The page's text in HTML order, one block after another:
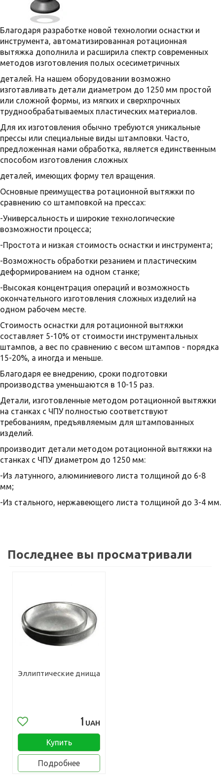
Благодаря разработке новой технологии оснастки и
инструмента, автоматизированная ротационная
вытяжка дополнила и расширила спектр современных
методов изготовления полых осесиметричных
деталей. На нашем оборудовании возможно
изготавливать детали диаметром до 1250 мм простой
или сложной формы, из мягких и сверхпрочных
труднообрабатываемых пластических материалов.
Для их изготовления обычно требуются уникальные
прессы или специальные виды штамповки. Часто,
предложенная нами обработка, является единственным
способом изготовления сложных
деталей, имеющих форму тел вращения.
Основные преимущества ротационной вытяжки по
сравнению со штамповкой на прессах:
-Универсальность и широкие технологические
возможности процесса;
-Простота и низкая стоимость оснастки и инструмента;
-Возможность обработки резанием и пластическим
деформированием на одном станке;
-Высокая концентрация операций и возможность
окончательного изготовления сложных изделий на
одном рабочем месте.
Стоимость оснастки для ротационной вытяжки
составляет 5-10% от стоимости инструментальных
штампов, а вес по сравнению с весом штампов - порядка
15-20%, а иногда и меньше.
Благодаря ее внедрению, сроки подготовки
производства уменьшаются в 10-15 раз.
Детали, изготовленные методом ротационной вытяжки
на станках с ЧПУ полностью соответствуют
требованиям, предъявляемым для штампованных
изделий.
производит детали методом ротационной вытяжки на
станках с ЧПУ диаметром до 1250 мм:
-Из латунного, алюминиевого листа толщиной до 6-8
мм;
-Из стального, нержавеющего листа толщиной до 3-4 мм.
Последнее вы просматривали
Эллиптические днища
1 UAH
Купить
Подробнее